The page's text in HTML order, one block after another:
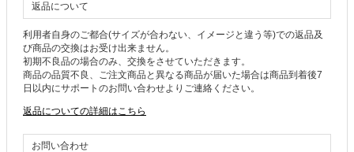
返品について
利用者自身のご都合(サイズが合わない、イメージと違う等)での返品及
び商品の交換はお受け出来ません。
初期不良品の場合のみ、交換をさせていただきます。
商品の品質不良、ご注文商品と異なる商品が届いた場合は商品到着後7
日以内にサポートのお問い合わせよりご連絡ください。
返品についての詳細はこちら
お問い合わせ